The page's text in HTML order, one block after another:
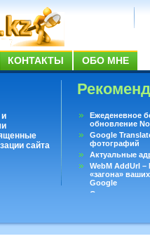
КОНТАКТЫ ОБО МНЕ
сайта
Ежеденевное
обновление
Google
фотографий
Актуальные
WebM AddUrl
«загона»
Google
Существует